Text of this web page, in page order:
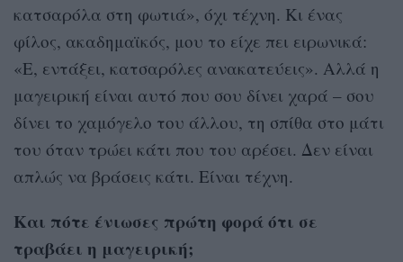
κατσαρόλα στη φωτιά», όχι τέχνη. Κι ένας
φίλος, ακαδημαϊκός, μου το είχε πει ειρωνικά:
«Ε, εντάξει, κατσαρόλες ανακατεύεις». Αλλά η
μαγειρική είναι αυτό που σου δίνει χαρά – σου
δίνει το χαμόγελο του άλλου, τη σπίθα στο μάτι
του όταν τρώει κάτι που του αρέσει. Δεν είναι
απλώς να βράσεις κάτι. Είναι τέχνη.
Και πότε ένιωσες πρώτη φορά ότι σε
τραβάει η μαγειρική;